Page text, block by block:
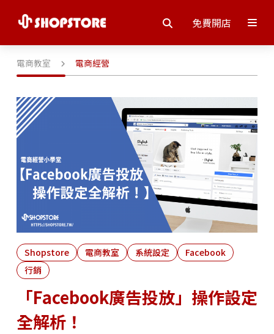
免費開店
電商教室 電商經營
Shopstore 電商教室 系統設定
Facebook
行銷
「Facebook廣告投放」操作設定
全解析！